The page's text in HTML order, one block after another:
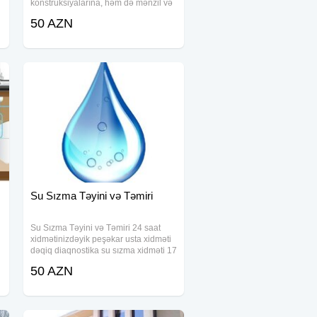
konstruksiyalarına, həm də mənzil və
vura bilər. Biz su sızmalarının dəqiq
kökündən
50 AZN
Su Sızma Təyini və Təmiri
Su Sızma Təyini və Təmiri 24 saat
xidmətinizdəyik peşəkar usta xidməti
dəqiq diaqnostika su sızma xidməti 17
və təmiri zəmanətli. Professional
50 AZN